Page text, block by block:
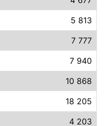
5 813
7 777
7 940
10 868
18 205
4 203